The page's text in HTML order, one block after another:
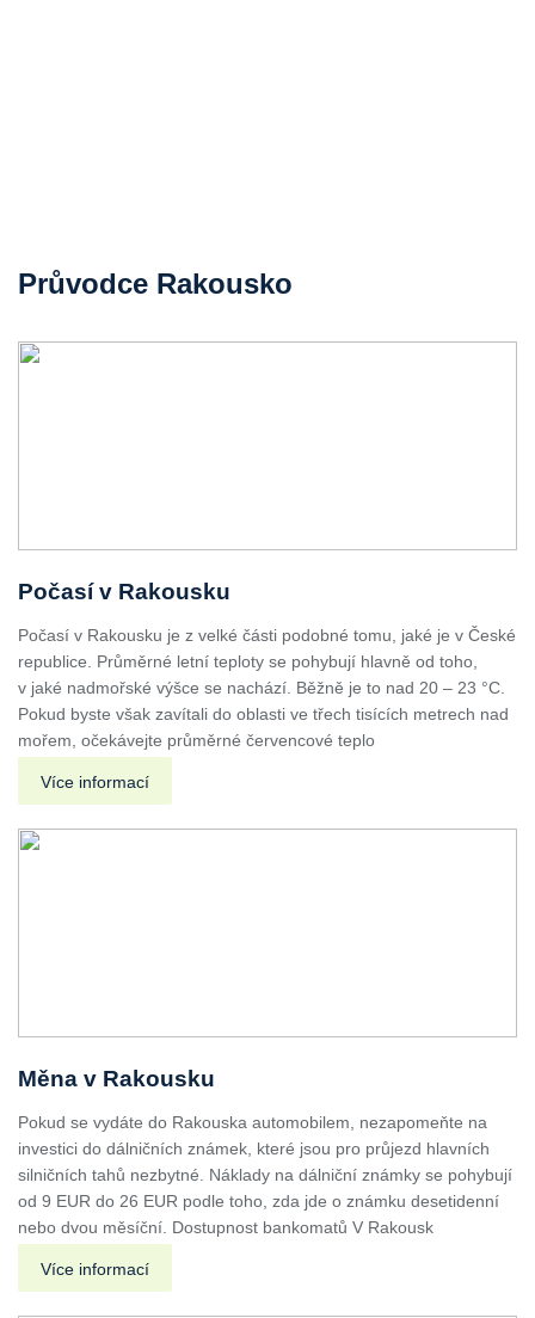
Průvodce Rakousko
Počasí v Rakousku
Počasí v Rakousku je z velké části podobné tomu, jaké je v České
republice. Průměrné letní teploty se pohybují hlavně od toho,
v jaké nadmořské výšce se nachází. Běžně je to nad 20 – 23 °C.
Pokud byste však zavítali do oblasti ve třech tisících metrech nad
mořem, očekávejte průměrné červencové teplo
Více informací
Měna v Rakousku
Pokud se vydáte do Rakouska automobilem, nezapomeňte na
investici do dálničních známek, které jsou pro průjezd hlavních
silničních tahů nezbytné. Náklady na dálniční známky se pohybují
od 9 EUR do 26 EUR podle toho, zda jde o známku desetidenní
nebo dvou měsíční. Dostupnost bankomatů V Rakousk
Více informací